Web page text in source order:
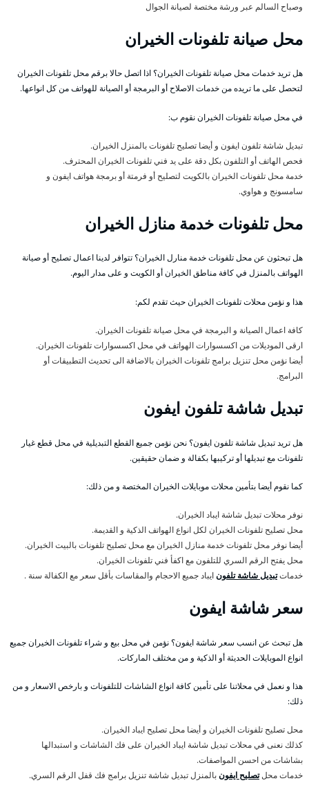
وصباح السالم عبر ورشة مختصة لصيانة الجوال
محل صيانة تلفونات الخيران
هل تريد خدمات محل صيانة تلفونات الخيران؟ اذا اتصل حالا برقم محل تلفونات الخيران
لتحصل على ما تريده من خدمات الاصلاح أو البرمجة أو الصيانة للهواتف من كل انواعها.
في محل صيانة تلفونات الخيران نقوم ب:
تبديل شاشة تلفون ايفون و أيضا تصليح تلفونات بالمنزل الخيران.
فحص الهاتف أو التلفون بكل دقة على يد فني تلفونات الخيران المحترف.
خدمة محل تلفونات الخيران بالكويت لتصليح أو فرمتة أو برمجة هواتف ايفون و
سامسونج و هواوي.
محل تلفونات خدمة منازل الخيران
هل تبحثون عن محل تلفونات خدمة منارل الخيران؟ تتوافر لدينا اعمال تصليح أو صيانة
الهواتف بالمنزل في كافة مناطق الخيران أو الكويت و على مدار اليوم.
هذا و نؤمن محلات تلفونات الخيران حيث تقدم لكم:
كافة اعمال الصيانة و البرمجة في محل صيانة تلفونات الخيران.
ارقى الموديلات من اكسسوارات الهواتف في محل اكسسوارات تلفونات الخيران.
أيضا نؤمن محل تنزيل برامج تلفونات الخيران بالاضافة الى تحديث التطبيقات أو
البرامج.
تبديل شاشة تلفون ايفون
هل تريد تبديل شاشة تلفون ايفون؟ نحن نؤمن جميع القطع التبديلية في محل قطع غيار
تلفونات مع تبديلها أو تركيبها بكفالة و ضمان حقيقين.
كما نقوم أيضا بتأمين محلات موبايلات الخيران المختصة و من ذلك:
نوفر محلات تبديل شاشة ايباد الخيران.
محل تصليح تلفونات الخيران لكل انواع الهواتف الذكية و القديمة.
أيضا نوفر محل تلفونات خدمة منازل الخيران مع محل تصليح تلفونات بالبيت الخيران.
محل يفتح الرقم السري للتلفون مع اكفأ فني تلفونات الخيران.
خدماتتبديل شاشة تلفونايباد جميع الاحجام والمقاسات بأقل سعر مع الكفالة سنة .
سعر شاشة ايفون
هل تبحث عن انسب سعر شاشة ايفون؟ نؤمن في محل بيع و شراء تلفونات الخيران جميع
انواع الموبايلات الحديثة أو الذكية و من مختلف الماركات.
هذا و نعمل في محلاتنا على تأمين كافة انواع الشاشات للتلفونات و بارخص الاسعار و من
ذلك:
محل تصليح تلفونات الخيران و أيضا محل تصليح ايباد الخيران.
كذلك نعنى في محلات تبديل شاشة ايباد الخيران على فك الشاشات و استبدالها
بشاشات من احسن المواصفات.
خدمات محلتصليح ايفونبالمنزل تبديل شاشة تنزيل برامج فك قفل الرقم السري.